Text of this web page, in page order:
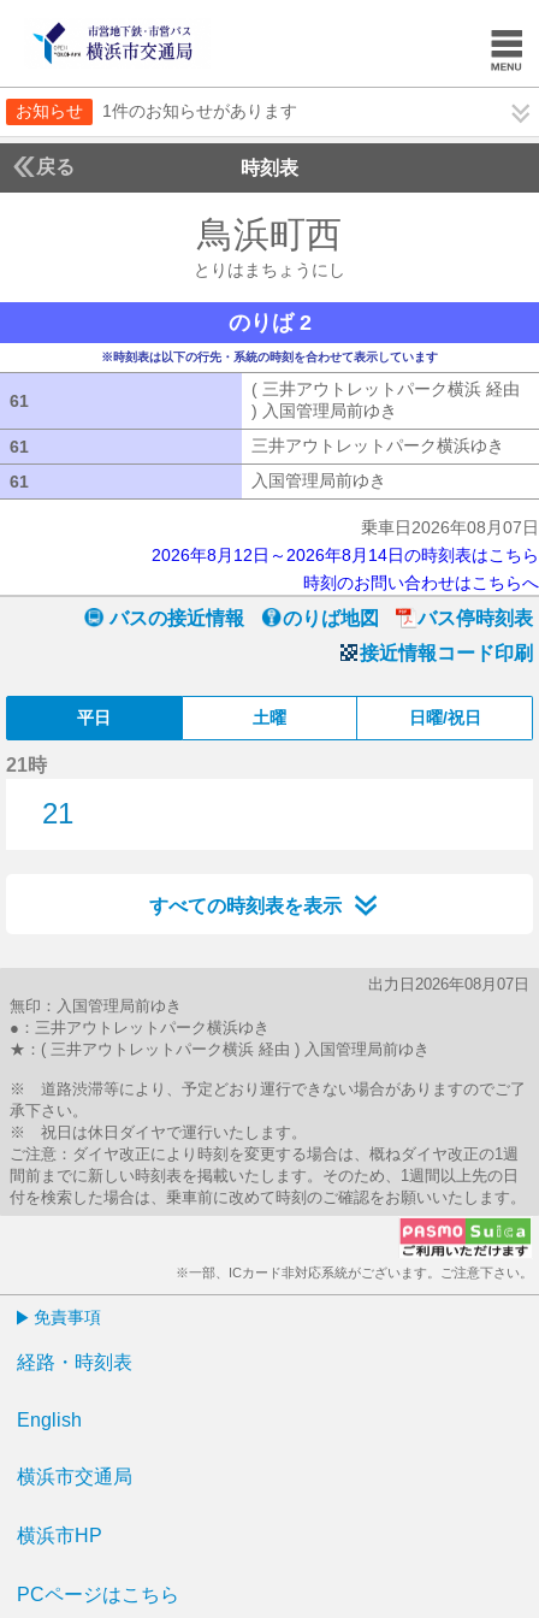
お知らせ 1件のお知らせがあります
戻る 時刻表
鳥浜町西
とりはまちょうにし
のりば 2
※時刻表は以下の行先・系統の時刻を合わせて表示しています
61
( 三井アウトレットパーク横浜 経由
) 入国管理局前ゆき
61
三井アウトレットパーク横浜ゆき
61
入国管理局前ゆき
乗車日2026年08月07日
2026年8月12日～2026年8月14日の時刻表はこちら
時刻のお問い合わせはこちらへ
バスの接近情報 のりば地図
バス停時刻表
接近情報コード印刷
平日 土曜 日曜/祝日
21時
21
すべての時刻表を表示
出力日2026年08月07日
無印：入国管理局前ゆき
●：三井アウトレットパーク横浜ゆき
★：( 三井アウトレットパーク横浜 経由 ) 入国管理局前ゆき
※ 道路渋滞等により、予定どおり運行できない場合がありますのでご了
承下さい。
※ 祝日は休日ダイヤで運行いたします。
ご注意：ダイヤ改正により時刻を変更する場合は、概ねダイヤ改正の1週
間前までに新しい時刻表を掲載いたします。そのため、1週間以上先の日
付を検索した場合は、乗車前に改めて時刻のご確認をお願いいたします。
※一部、ICカード非対応系統がございます。ご注意下さい。
免責事項
経路・時刻表
English
横浜市交通局
横浜市HP
PCページはこちら